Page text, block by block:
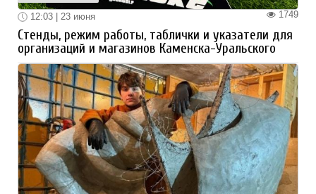
1749
12:03 | 23 июня
Стенды, режим работы, таблички и указатели для
организаций и магазинов Каменска-Уральского